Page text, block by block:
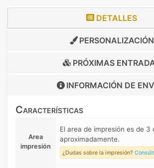
DETALLES
PERSONALIZACIÓN
PRÓXIMAS
INFORMACIÓN DE
Características
Area
impresión
El area de impresión es de 3
aproximadamente.
¿Dudas sobre la impresión?